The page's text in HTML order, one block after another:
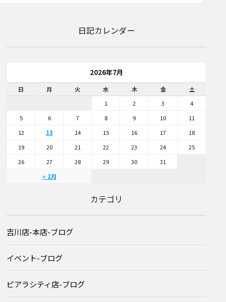
日記カレンダー
2026年7月
日 月 火 水 木 金 土
« 2月
1 2 3
4
5
6 7 8 9 10
11
12
13 14 15 16 17
18
19
20 21 22 23 24
25
26
27 28 29 30 31
カテゴリ
吉川店-本店-ブログ
イベント-ブログ
ピアラシティ店-ブログ